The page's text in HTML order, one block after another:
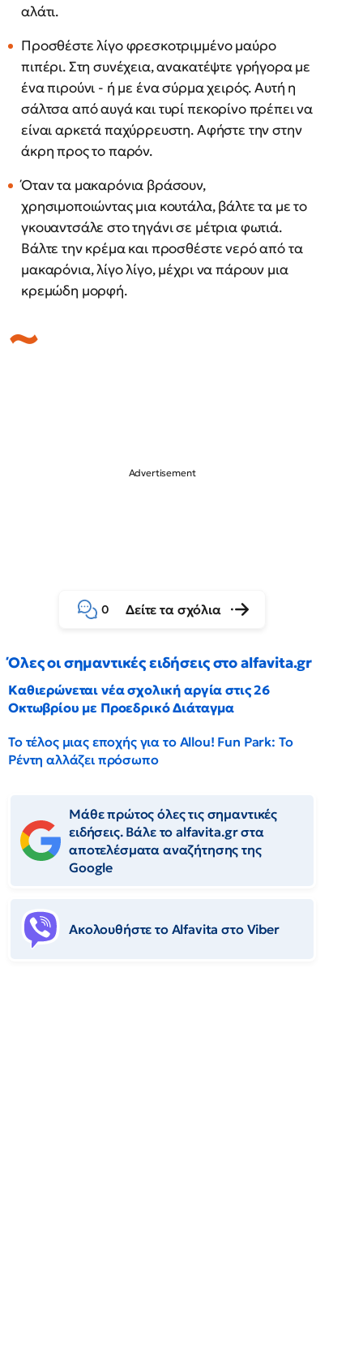
αλάτι.
Προσθέστε λίγο φρεσκοτριμμένο μαύρο
πιπέρι. Στη συνέχεια, ανακατέψτε γρήγορα με
ένα πιρούνι - ή με ένα σύρμα χειρός. Αυτή η
σάλτσα από αυγά και τυρί πεκορίνο πρέπει να
είναι αρκετά παχύρρευστη. Αφήστε την στην
άκρη προς το παρόν.
Όταν τα μακαρόνια βράσουν,
χρησιμοποιώντας μια κουτάλα, βάλτε τα με το
γκουαντσάλε στο τηγάνι σε μέτρια φωτιά.
Βάλτε την κρέμα και προσθέστε νερό από τα
μακαρόνια, λίγο λίγο, μέχρι να πάρουν μια
κρεμώδη μορφή.
0 Δείτε τα σχόλια
Όλες οι σημαντικές ειδήσεις στο alfavita.gr
Καθιερώνεται νέα σχολική αργία στις 26
Οκτωβρίου με Προεδρικό Διάταγμα
Το τέλος μιας εποχής για το Allou! Fun Park: Το
Ρέντη αλλάζει πρόσωπο
Μάθε πρώτος όλες τις σημαντικές
ειδήσεις. Βάλε το alfavita.gr στα
αποτελέσματα αναζήτησης της
Google
Ακολουθήστε το Αlfavita στο Viber